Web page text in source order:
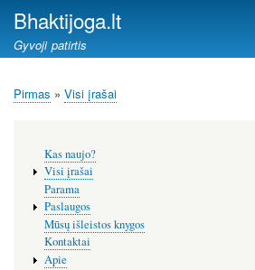
Bhaktijoga.lt
Gyvoji patirtis
Kelias
Pirmas Visi įrašai
meniu
Kas naujo?
Visi įrašai
Parama
Paslaugos
Mūsų išleistos knygos
Kontaktai
Apie